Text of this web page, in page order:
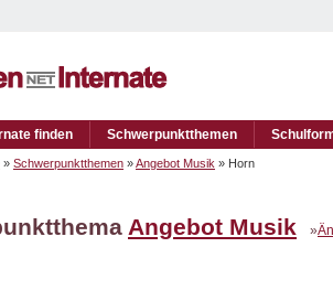
finden Schwerpunktthemen
» Schwerpunktthemen »Angebot Musik » Horn
Angebot Musik »